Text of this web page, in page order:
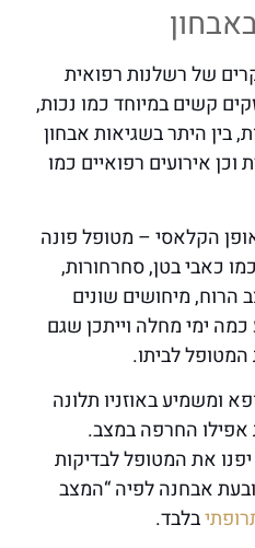
של רשלנות רפואית
קשים במיוחד כמו נכות,
בין היתר בשגיאות אבחון
אירועים רפואיים כמו
הקלאסי – מטופל פונה
כאבי בטן, סחרחורות,
הרוח, מיחושים שונים
ימי מחלה וייתכן שגם
לביתו.
ומשמיע באוזניו תלונה
החרפה במצב.
את המטופל לבדיקות
אבחנה לפיה “המצב
בלבד.